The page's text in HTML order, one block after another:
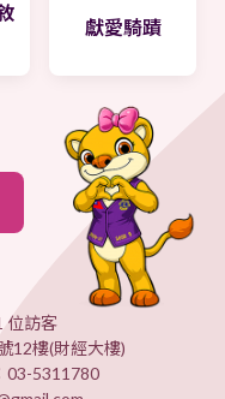
獻愛騎蹟
位訪客
12樓(財經大樓)
03-5311780